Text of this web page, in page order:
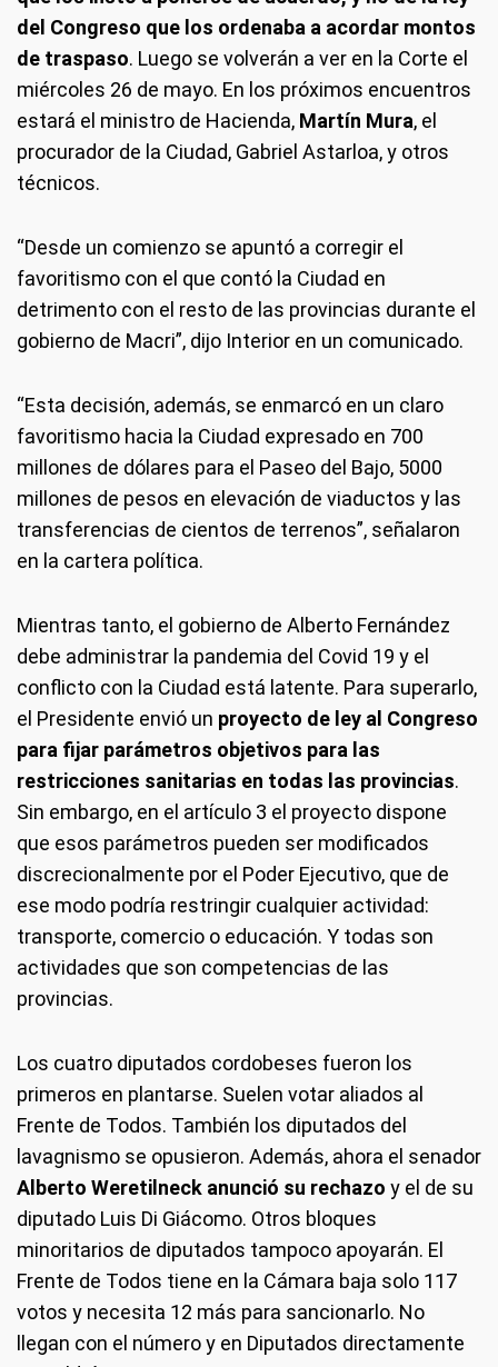
del Congreso que los ordenaba a acordar montos
de traspaso. Luego se volverán a ver en la Corte el
miércoles 26 de mayo. En los próximos encuentros
estará el ministro de Hacienda, Martín Mura, el
procurador de la Ciudad, Gabriel Astarloa, y otros
técnicos.
“Desde un comienzo se apuntó a corregir el
favoritismo con el que contó la Ciudad en
detrimento con el resto de las provincias durante el
gobierno de Macri”, dijo Interior en un comunicado.
“Esta decisión, además, se enmarcó en un claro
favoritismo hacia la Ciudad expresado en 700
millones de dólares para el Paseo del Bajo, 5000
millones de pesos en elevación de viaductos y las
transferencias de cientos de terrenos”, señalaron
en la cartera política.
Mientras tanto, el gobierno de Alberto Fernández
debe administrar la pandemia del Covid 19 y el
conflicto con la Ciudad está latente. Para superarlo,
el Presidente envió un proyecto de ley al Congreso
para fijar parámetros objetivos para las
restricciones sanitarias en todas las provincias.
Sin embargo, en el artículo 3 el proyecto dispone
que esos parámetros pueden ser modificados
discrecionalmente por el Poder Ejecutivo, que de
ese modo podría restringir cualquier actividad:
transporte, comercio o educación. Y todas son
actividades que son competencias de las
provincias.
Los cuatro diputados cordobeses fueron los
primeros en plantarse. Suelen votar aliados al
Frente de Todos. También los diputados del
lavagnismo se opusieron. Además, ahora el senador
Alberto Weretilneck anunció su rechazo y el de su
diputado Luis Di Giácomo. Otros bloques
minoritarios de diputados tampoco apoyarán. El
Frente de Todos tiene en la Cámara baja solo 117
votos y necesita 12 más para sancionarlo. No
llegan con el número y en Diputados directamente